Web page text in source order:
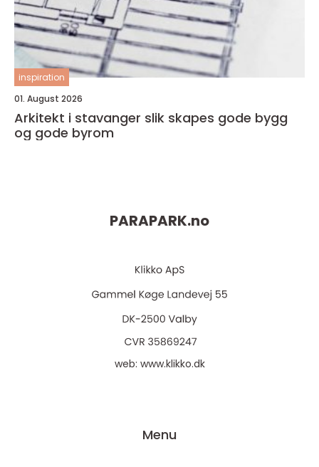
inspiration
01. August 2026
Arkitekt i stavanger slik skapes gode bygg
og gode byrom
PARAPARK.no
web: www.klikko.dk
Menu